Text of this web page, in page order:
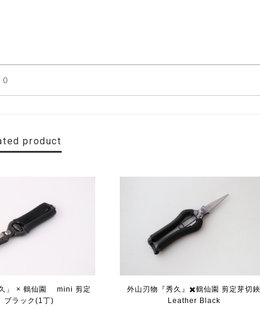
0
product
」 × 鶴仙園 mini 剪定
ラック(1丁)
外山刃物『秀久』✖️鶴仙園 剪定芽切鋏
Leather Black